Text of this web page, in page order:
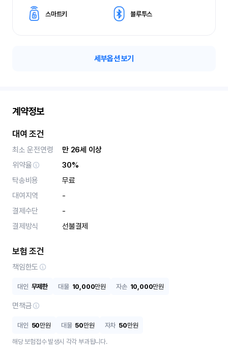
스마트키 블루투스
세부옵션 보기
계약정보
대여 조건
최소 운전연령
만 26세 이상
위약율
30%
탁송비용
무료
대여지역
-
결제수단
-
결제방식
선불결제
보험 조건
책임한도
대인 무제한 대물 10,000만원 자손 10,000만원
면책금
대인 50만원 대물 50만원 자차 50만원
해당 보험접수 발생시 각각 부과됩니다.